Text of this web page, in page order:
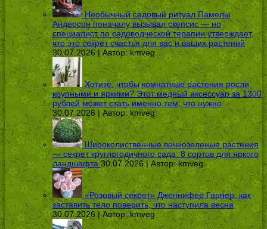
Необычный садовый ритуал Памелы
Андерсон поначалу вызывал скепсис — но
специалист по садоводческой терапии утверждает,
что это секрет счастья для вас и ваших растений
30.07.2026 | Автор: kmveg
Хотите, чтобы комнатные растения росли
крупными и яркими? Этот медный аксессуар за 1300
рублей может стать именно тем, что нужно
30.07.2026 | Автор: kmveg
Широколиственные вечнозеленые растения
— секрет круглогодичного сада: 8 сортов для яркого
ландшафта 30.07.2026 | Автор:kmveg
«Розовый секрет» Дженнифер Гарнер: как
заставить тело поверить, что наступила весна
30.07.2026 | Автор:kmveg